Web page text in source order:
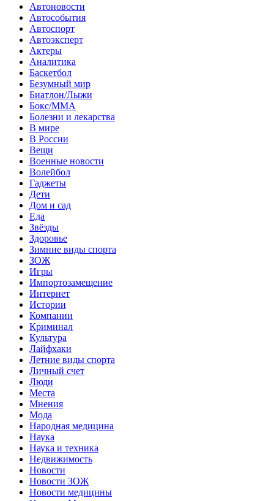
Автоновости
Автособытия
Автоспорт
Автоэксперт
Актеры
Аналитика
Баскетбол
Безумный мир
Биатлон/Лыжи
Бокс/MMA
Болезни и лекарства
В мире
В России
Вещи
Военные новости
Волейбол
Гаджеты
Дети
Дом и сад
Еда
Звёзды
Здоровье
Зимние виды спорта
ЗОЖ
Игры
Импортозамещение
Интернет
Истории
Компании
Криминал
Культура
Лайфхаки
Летние виды спорта
Личный счет
Люди
Места
Мнения
Мода
Народная медицина
Наука
Наука и техника
Недвижимость
Новости
Новости ЗОЖ
Новости медицины